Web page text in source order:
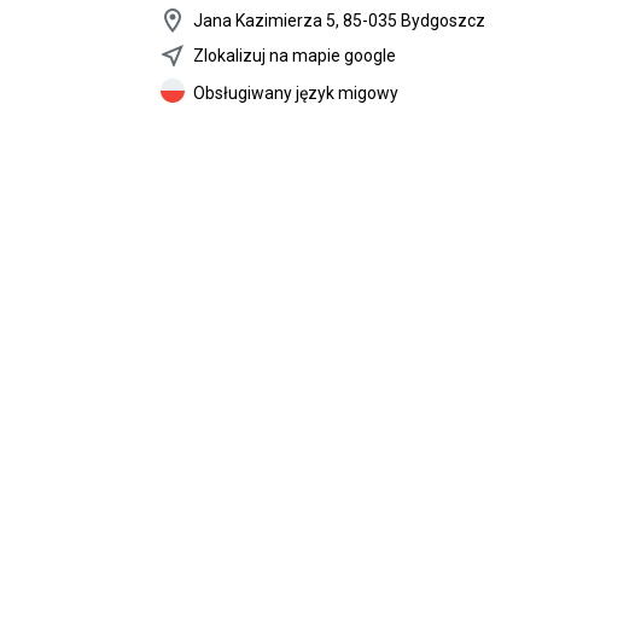
location_on
Jana Kazimierza 5, 85-035 Bydgoszcz
near_me Zlokalizuj na mapie google
Obsługiwany język migowy